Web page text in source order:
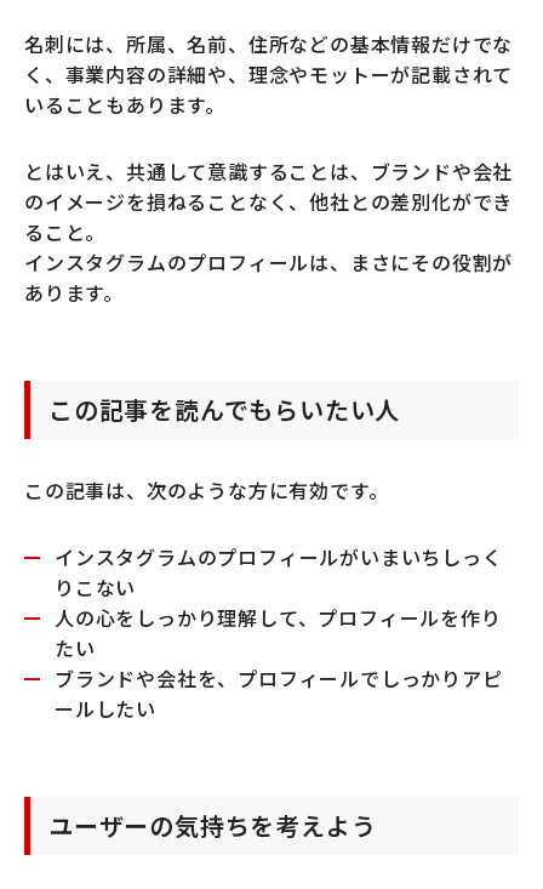
名刺には、所属、名前、住所などの基本情報だけでな
く、事業内容の詳細や、理念やモットーが記載されて
いることもあります。
とはいえ、共通して意識することは、ブランドや会社
のイメージを損ねることなく、他社との差別化ができ
ること。
インスタグラムのプロフィールは、まさにその役割が
あります。
この記事を読んでもらいたい人
この記事は、次のような方に有効です。
インスタグラムのプロフィールがいまいちしっく
りこない
人の心をしっかり理解して、プロフィールを作り
たい
ブランドや会社を、プロフィールでしっかりアピ
ールしたい
ユーザーの気持ちを考えよう